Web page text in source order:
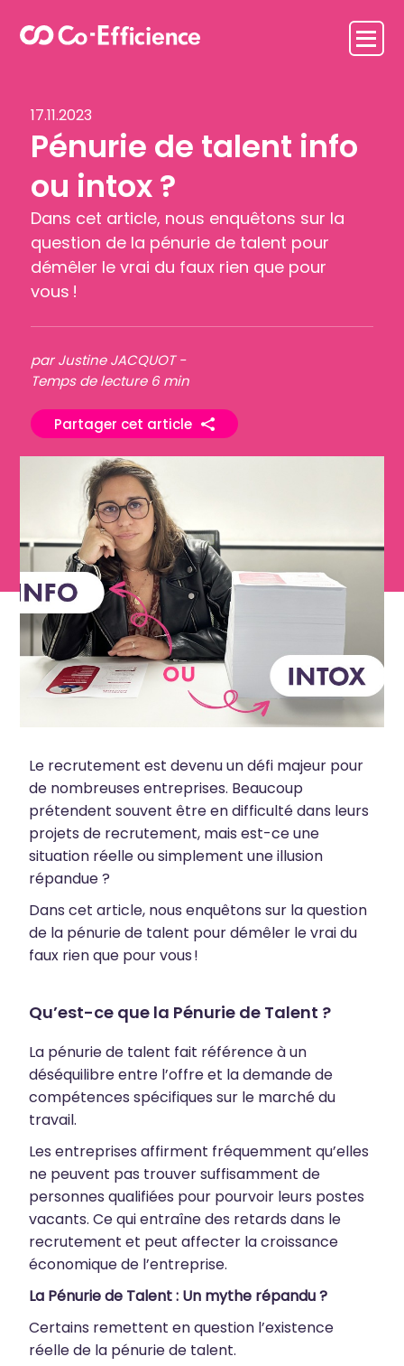
17.11.2023
Pénurie de talent info
ou intox ?
Dans cet article, nous enquêtons sur la
question de la pénurie de talent pour
démêler le vrai du faux rien que pour
vous !
par Justine JACQUOT -
Temps de lecture 6 min
Partager cet article
Le recrutement est devenu un défi majeur pour
de nombreuses entreprises. Beaucoup
prétendent souvent être en difficulté dans leurs
projets de recrutement, mais est-ce une
situation réelle ou simplement une illusion
répandue ?
Dans cet article, nous enquêtons sur la question
de la pénurie de talent pour démêler le vrai du
faux rien que pour vous !
Qu’est-ce que la Pénurie de Talent ?
La pénurie de talent fait référence à un
déséquilibre entre l’offre et la demande de
compétences spécifiques sur le marché du
travail.
Les entreprises affirment fréquemment qu’elles
ne peuvent pas trouver suffisamment de
personnes qualifiées pour pourvoir leurs postes
vacants. Ce qui entraîne des retards dans le
recrutement et peut affecter la croissance
économique de l’entreprise.
La Pénurie de Talent : Un mythe répandu ?
Certains remettent en question l’existence
réelle de la pénurie de talent.